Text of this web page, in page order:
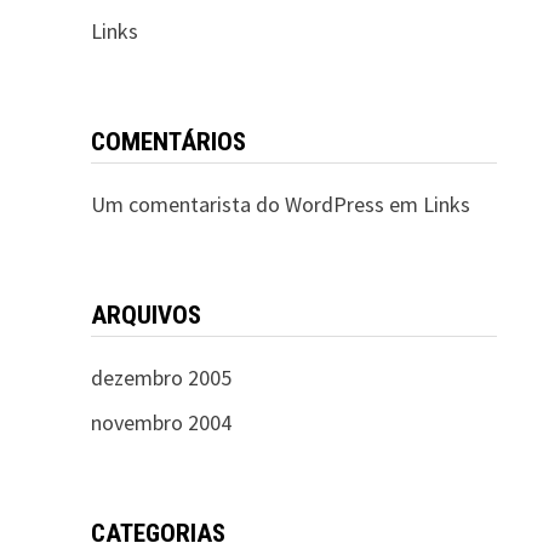
Links
COMENTÁRIOS
Um comentarista do WordPress em Links
ARQUIVOS
dezembro 2005
novembro 2004
CATEGORIAS